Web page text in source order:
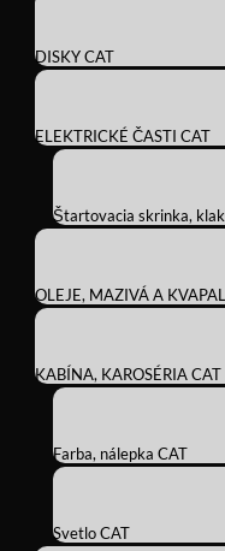
DISKY CAT
ELEKTRICKÉ ČASTI CAT
Štartovacia skrinka,
OLEJE, MAZIVÁ A
KABÍNA, KAROSÉRIA CAT
Farba, nálepka CAT
Svetlo CAT